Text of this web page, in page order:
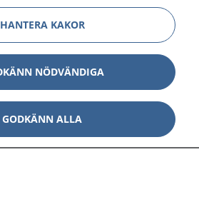
HANTERA KAKOR
NÖDVÄNDIGA
GODKÄNN ALLA